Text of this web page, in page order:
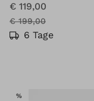
€ 119,00
€ 199,00
6 Tage
%SALE